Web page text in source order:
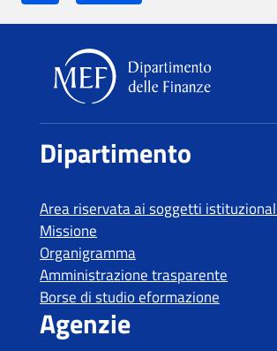
Lithuania
Malta
Poland
United Kingdom
Czech Republic
Romania
Slovakia
Dipartimento delle
Dipartimento
Area riservata ai soggetti
Missione
Organigramma
Amministrazione trasparente
Borse di studio eformazione
Agenzie